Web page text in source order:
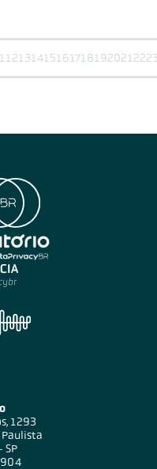
12131415161718192021 22
1293
SP